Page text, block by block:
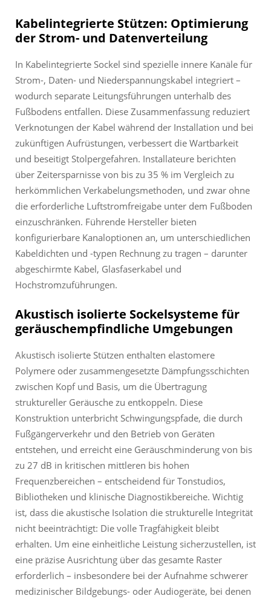
Kabelintegrierte Stützen: Optimierung
der Strom- und Datenverteilung
In Kabelintegrierte Sockel sind spezielle innere Kanäle für
Strom-, Daten- und Niederspannungskabel integriert –
wodurch separate Leitungsführungen unterhalb des
Fußbodens entfallen. Diese Zusammenfassung reduziert
Verknotungen der Kabel während der Installation und bei
zukünftigen Aufrüstungen, verbessert die Wartbarkeit
und beseitigt Stolpergefahren. Installateure berichten
über Zeitersparnisse von bis zu 35 % im Vergleich zu
herkömmlichen Verkabelungsmethoden, und zwar ohne
die erforderliche Luftstromfreigabe unter dem Fußboden
einzuschränken. Führende Hersteller bieten
konfigurierbare Kanaloptionen an, um unterschiedlichen
Kabeldichten und -typen Rechnung zu tragen – darunter
abgeschirmte Kabel, Glasfaserkabel und
Hochstromzuführungen.
Akustisch isolierte Sockelsysteme für
geräuschempfindliche Umgebungen
Akustisch isolierte Stützen enthalten elastomere
Polymere oder zusammengesetzte Dämpfungsschichten
zwischen Kopf und Basis, um die Übertragung
struktureller Geräusche zu entkoppeln. Diese
Konstruktion unterbricht Schwingungspfade, die durch
Fußgängerverkehr und den Betrieb von Geräten
entstehen, und erreicht eine Geräuschminderung von bis
zu 27 dB in kritischen mittleren bis hohen
Frequenzbereichen – entscheidend für Tonstudios,
Bibliotheken und klinische Diagnostikbereiche. Wichtig
ist, dass die akustische Isolation die strukturelle Integrität
nicht beeinträchtigt: Die volle Tragfähigkeit bleibt
erhalten. Um eine einheitliche Leistung sicherzustellen, ist
eine präzise Ausrichtung über das gesamte Raster
erforderlich – insbesondere bei der Aufnahme schwerer
medizinischer Bildgebungs- oder Audiogeräte, bei denen